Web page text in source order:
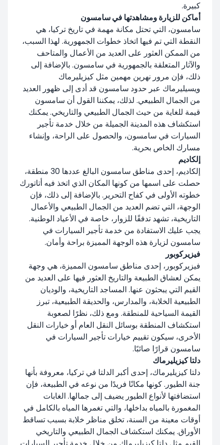
كبيرة.
أماكن للزيارة ومشاهدتها في سامسون
سامسون، التي تحتل مكانة مهمة في تاريخ تركيا، هي
النقطة التي تم فيها اتخاذ خطوات الجمهورية. لهذا السبب،
من الممكن العثور على العديد من الأعمال والمتاحف
والآثار المتعلقة بالجمهورية في سامسون. بالإضافة إلى
ذلك، فإن مرور نهرين مهمين مثل كيزيليرماك
ويسيليرماك عبر حدود سامسون قد أدى إلى ظهور العديد
من الجمال الطبيعي. لذلك، يمكننا القول أن سامسون
قيمة للغاية من حيث الجمال الطبيعي والتاريخي. يمكنك
استكشاف هذه المدينة الجميلة من خلال خدمة تأجير
السيارات في سامسون، والحصول على الراحة، وإنشاء
مسارك الخاص بحرية.
إلكاديم
إلكاديم، إحدى مناطق سامسون البالغ عددها 30 منطقة،
حصلت على اسمها من كونها المكان الذي اتخذ فيه أتاتورك
خطوته الأولى في كفاح التحرير. بالإضافة إلى ذلك، فإن
الوجهة، التي تضم العديد من الجمال الطبيعي والأعمال
التاريخية، تشهد تدفقًا للزوار، خاصة في الأعياد الوطنية.
يجب عليك الاستفادة من خدمة تأجير السيارات في
سامسون لزيارة هذه الوجهة المميزة براحة وأمان.
فيزيركوبور
فيزيركوبور، إحدى مناطق سامسون المميزة، هي وجهة
يمكن لعشاق الطبيعة والتاريخ العثور فيها على العديد من
القيم التي يبحثون عنها. المساجد التاريخية، والوديان
الطبيعية الخلابة، والمدارس، والحديقة الطبيعية، تبرز
القيمة السياحية للمنطقة. ومع ذلك، نظرًا لصعوبة
استكشاف المنطقة بوسائل النقل العام أو خيارات النقل
الأخرى، سيكون تقييم خيارات تأجير السيارات في
سامسون قرارًا صائبًا.
دلتا كيزيليرماك
دلتا كيزيليرماك، إحدى أكبر الدلتا في تركيا، معروفة بأنها
جنة الطيور. كونها مكانًا فريدًا من نوعه في الطبيعة، فإن
استضافتها لأنواع الطيور يضيف إلى جمالها. الغابات
المغمورة بالمياه بداخلها، والتي تغمرها المياه بالكامل في
أوقات معينة من السنة، تخلق مناظر خلابة بسبب تساقط
الأوراق. يمكنك استكشاف الجمال الطبيعي والتاريخي